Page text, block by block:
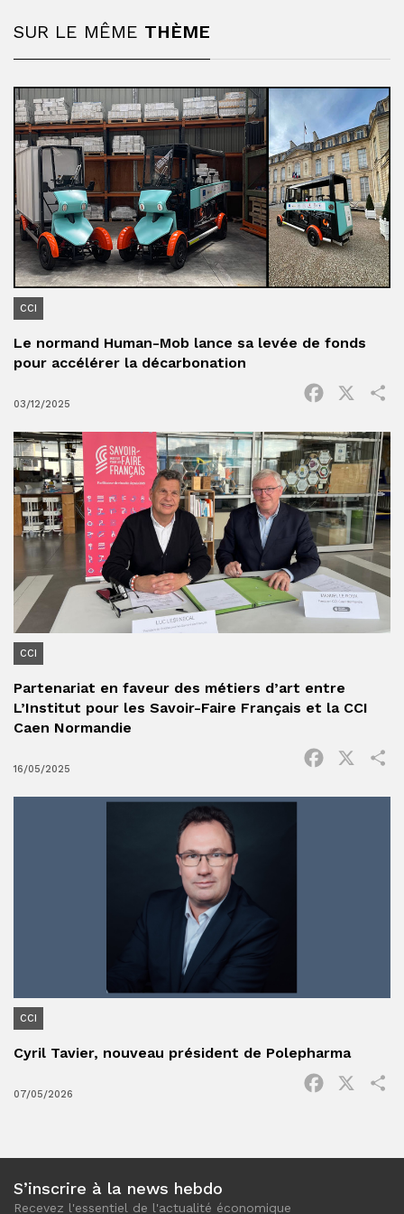
SUR LE MÊME THÈME
CCI
Le normand Human-Mob lance sa levée de fonds
pour accélérer la décarbonation
03/12/2025
Facebook
CCI
Partenariat en faveur des métiers d’art entre
L’Institut pour les Savoir-Faire Français et la CCI
Caen Normandie
16/05/2025
Facebook
CCI
Cyril Tavier, nouveau président de Polepharma
07/05/2026
Facebook
S’inscrire à la news hebdo
Recevez l'essentiel de l'actualité économique